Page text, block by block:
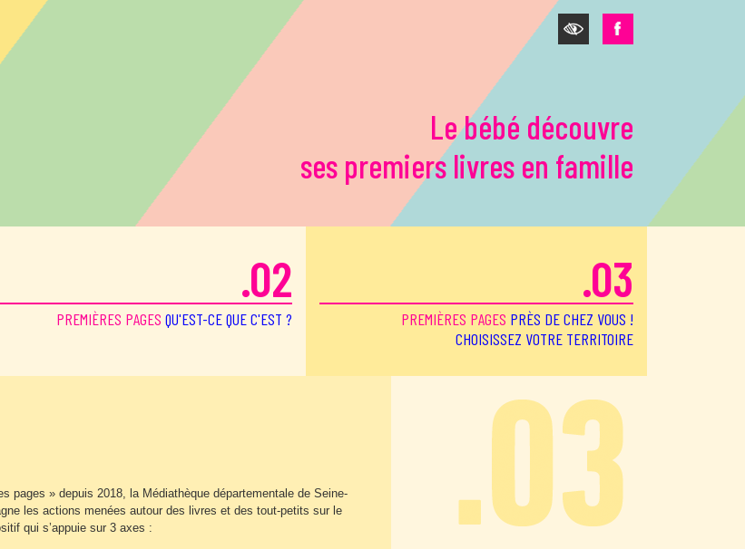
Le bébé découvre
ses premiers livres en famille
.02
PREMIÈRES PAGES QU'EST-CE QUE C'EST ?
.03
PREMIÈRES PAGES PRÈS DE CHEZ VOUS !
CHOISISSEZ VOTRE TERRITOIRE
pages » depuis 2018, la Médiathèque départementale de Seine-
les actions menées autour des livres et des tout-petits sur le
qui s’appuie sur 3 axes :